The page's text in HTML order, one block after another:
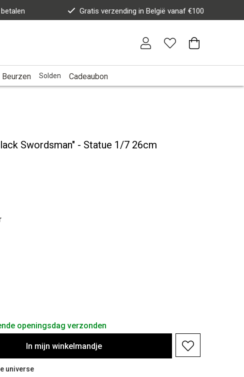
Gratis verzending in België vanaf €100
Beurzen Solden Cadeaubon
Swordsman" - Statue 1/7 26cm
openingsdag verzonden
In mijn winkelmandje
universe